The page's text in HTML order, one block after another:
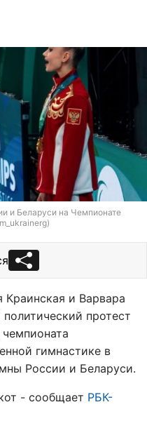
и Беларуси на Чемпионате
и Варвара
протест
гимнастике в
России и Беларуси.
- сообщает РБК-